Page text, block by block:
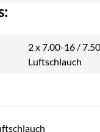
2 x7.00-16 /
Luftschlauch